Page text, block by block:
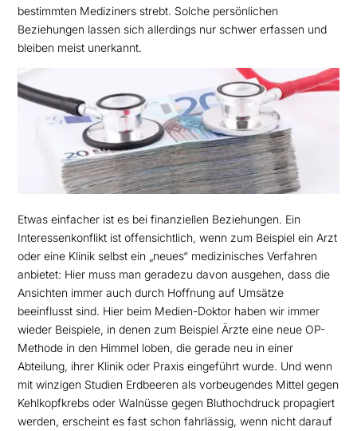
bestimmten Mediziners strebt. Solche persönlichen
Beziehungen lassen sich allerdings nur schwer erfassen und
bleiben meist unerkannt.
Etwas einfacher ist es bei finanziellen Beziehungen. Ein
Interessenkonflikt ist offensichtlich, wenn zum Beispiel ein Arzt
oder eine Klinik selbst ein „neues“ medizinisches Verfahren
anbietet: Hier muss man geradezu davon ausgehen, dass die
Ansichten immer auch durch Hoffnung auf Umsätze
beeinflusst sind. Hier beim Medien-Doktor haben wir immer
wieder Beispiele, in denen zum Beispiel Ärzte eine neue OP-
Methode in den Himmel loben, die gerade neu in einer
Abteilung, ihrer Klinik oder Praxis eingeführt wurde. Und wenn
mit winzigen Studien Erdbeeren als vorbeugendes Mittel gegen
Kehlkopfkrebs oder Walnüsse gegen Bluthochdruck propagiert
werden, erscheint es fast schon fahrlässig, wenn nicht darauf